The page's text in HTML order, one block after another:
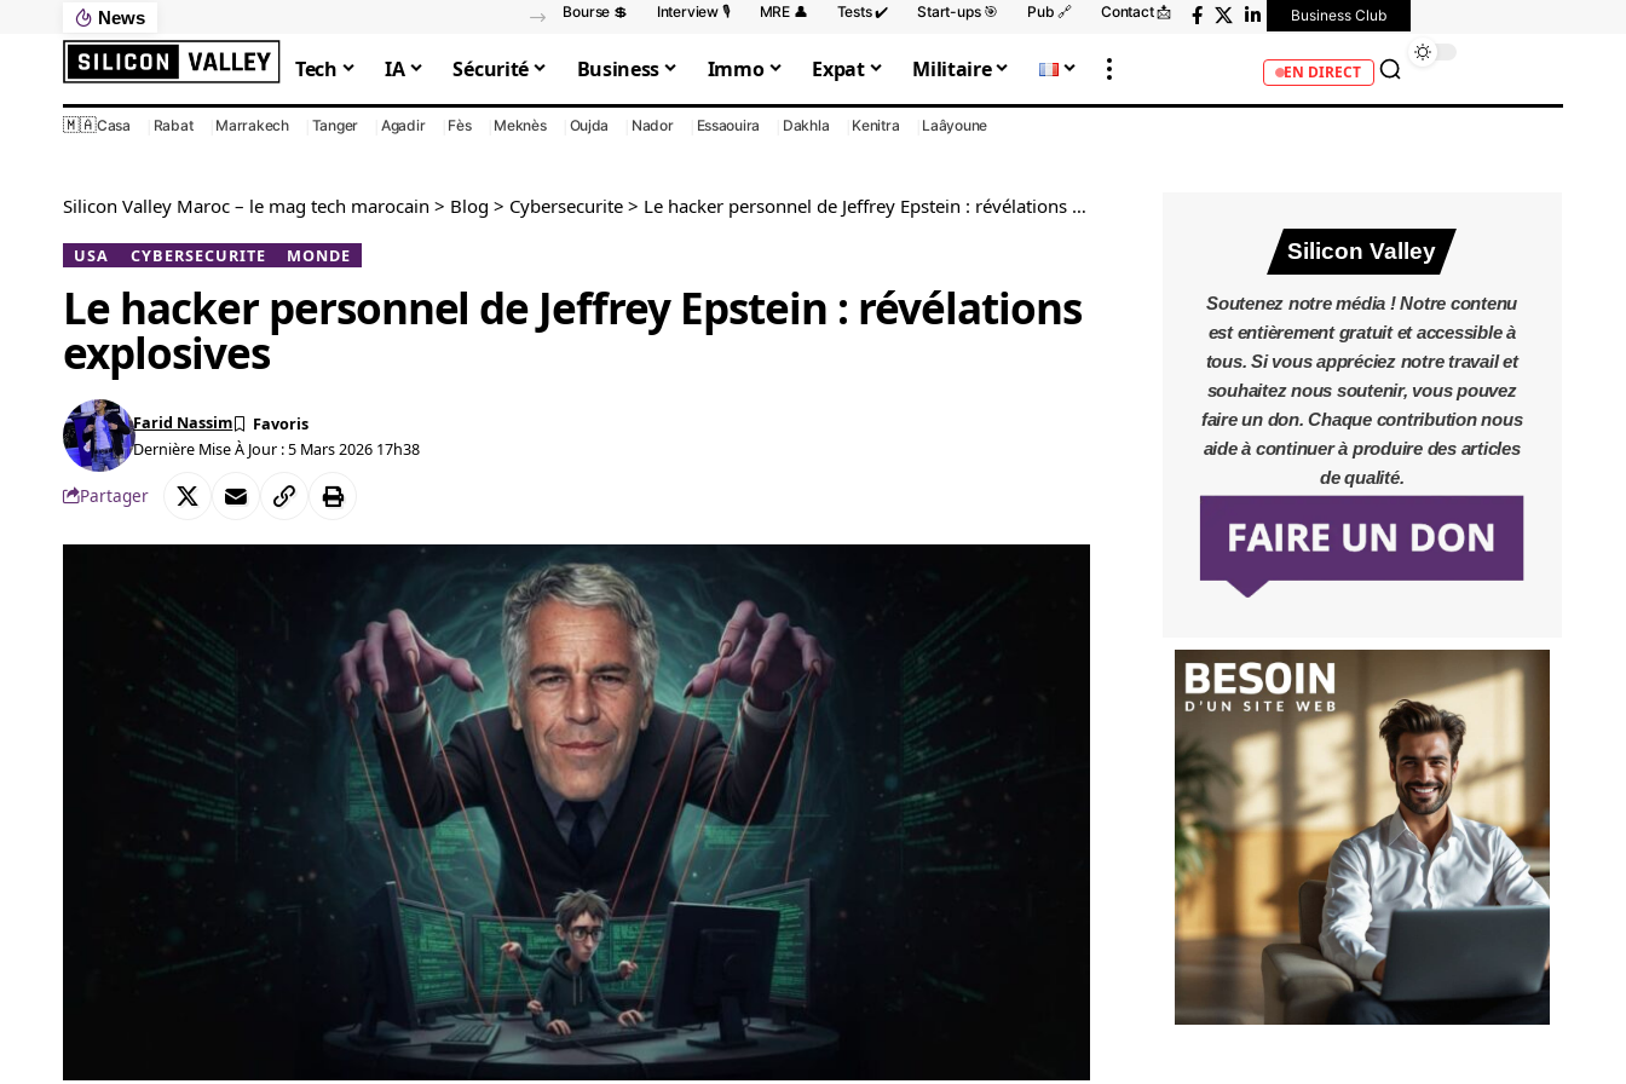
News Bourse 💲 Interview 🎙️ MRE 👤 Tests ✔️ Start-ups 🎯 Pub 🔗 Contact 📩 Business Club
Tech IA Sécurité Business Immo Expat Militaire EN DIRECT
🇲🇦Casa Rabat Marrakech Tanger Agadir Fès Meknès Oujda Nador Essaouira Dakhla Kenitra Laâyoune
Silicon Valley Maroc – le mag tech marocain > Blog > Cybersecurite > Le hacker personnel de Jeffrey Epstein : révélations explosives
USA CYBERSECURITE MONDE
Le hacker personnel de Jeffrey Epstein : révélations
explosives
Dernière Mise À Jour : 5 Mars 2026 17h38
Farid Nassim
Partager
Silicon Valley
Soutenez notre média ! Notre contenu
est entièrement gratuit et accessible à
tous. Si vous appréciez notre travail et
souhaitez nous soutenir, vous pouvez
faire un don. Chaque contribution nous
aide à continuer à produire des articles
de qualité.